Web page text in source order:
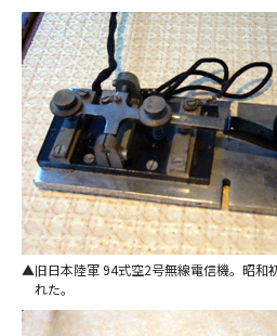
旧日本陸軍 94式空2号無線電信機。昭和
れた。